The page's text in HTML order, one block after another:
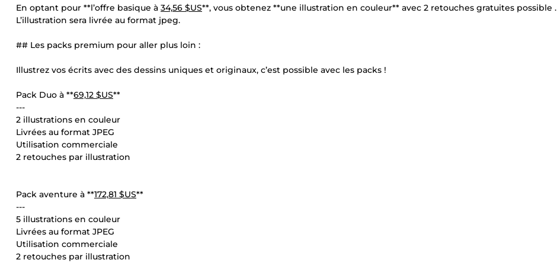
En optant pour **l’offre basique à 34,56 $US**, vous obtenez **une illustration en couleur** avec 2 retouches gratuites possible .
L’illustration sera livrée au format jpeg.
## Les packs premium pour aller plus loin :
Illustrez vos écrits avec des dessins uniques et originaux, c’est possible avec les packs !
Pack Duo à **69,12 $US**
---
2 illustrations en couleur
Livrées au format JPEG
Utilisation commerciale
2 retouches par illustration
Pack aventure à **172,81 $US**
---
5 illustrations en couleur
Livrées au format JPEG
Utilisation commerciale
2 retouches par illustration